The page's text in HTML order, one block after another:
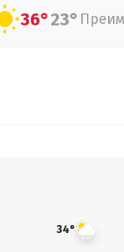
36°23°
34°